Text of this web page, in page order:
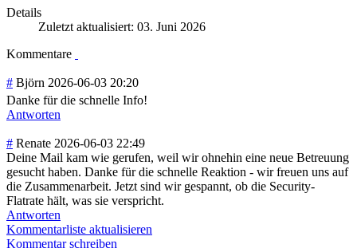
Details
Zuletzt aktualisiert: 03. Juni 2026
Kommentare
# Björn 2026-06-03 20:20
Danke für die schnelle Info!
Antworten
# Renate 2026-06-03 22:49
Deine Mail kam wie gerufen, weil wir ohnehin eine neue Betreuung
gesucht haben. Danke für die schnelle Reaktion - wir freuen uns auf
die Zusammenarbeit. Jetzt sind wir gespannt, ob die Security-
Flatrate hält, was sie verspricht.
Antworten
Kommentarliste aktualisieren
Kommentar schreiben